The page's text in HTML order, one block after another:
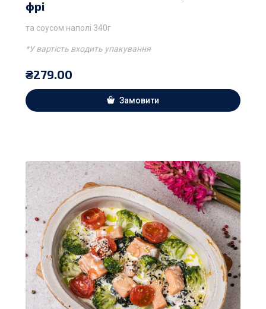
фрі
та соусом наполі 340г
*У вартість входить упакування
₴279.00
Замовити